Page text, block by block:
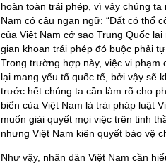
hoàn toàn trái phép, vì vậy chúng
Nam có câu ngạn ngữ: “Đất có thổ
của Việt Nam cớ sao Trung Quốc
gian khoan trái phép đó buộc phải
Trong trường hợp này, việc vi phạm
lại mang yếu tố quốc tế, bởi vậy sẽ
trước hết chúng ta cần làm rõ cho
biển của Việt Nam là trái pháp luật
muốn giải quyết mọi việc trên tinh
nhưng Việt Nam kiên quyết bảo vệ
Như vậy, nhân dân Việt Nam cần